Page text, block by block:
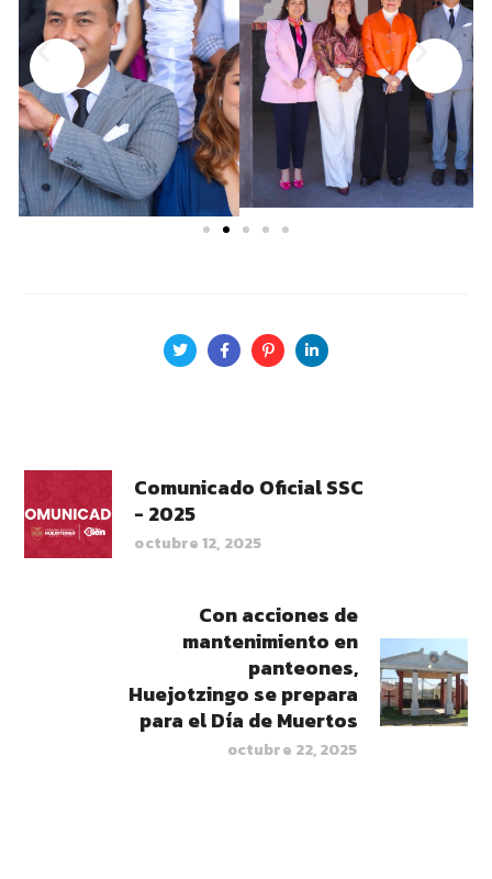
Comunicado Oficial SSC
- 2025
octubre 12, 2025
Con acciones de
mantenimiento en
panteones,
Huejotzingo se prepara
para el Día de Muertos
octubre 22, 2025